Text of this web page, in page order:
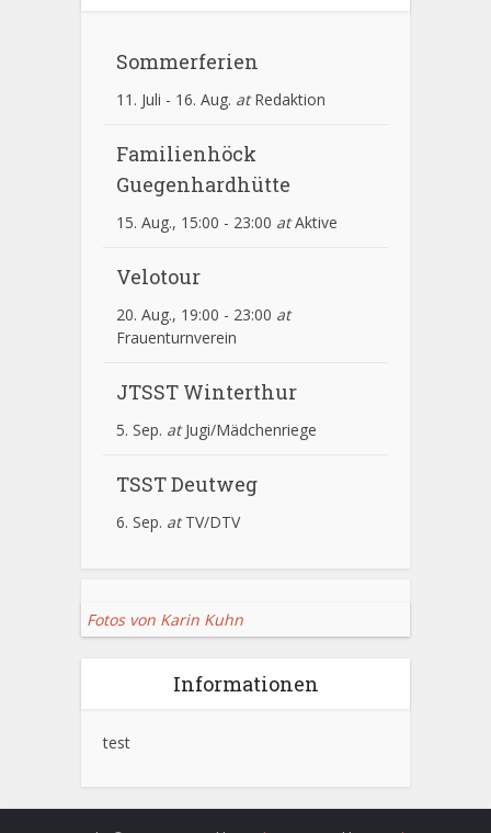
Sommerferien
11. Juli - 16. Aug. atRedaktion
Familienhöck
Guegenhardhütte
15. Aug., 15:00 - 23:00 atAktive
Velotour
20. Aug., 19:00 - 23:00 at
Frauenturnverein
JTSST Winterthur
5. Sep. atJugi/Mädchenriege
TSST Deutweg
6. Sep. atTV/DTV
Fotos von Karin Kuhn
Informationen
test